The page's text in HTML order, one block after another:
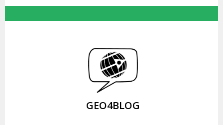
GEO4BLOG